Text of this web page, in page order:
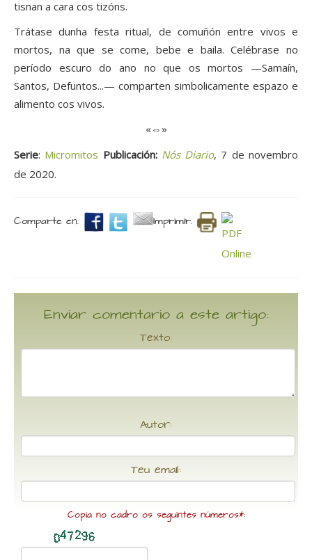
tisnan a cara cos tizóns.
Trátase dunha festa ritual, de comuñón entre vivos e
mortos, na que se come, bebe e baila. Celébrase no
período escuro do ano no que os mortos —Samaín,
Santos, Defuntos...— comparten simbolicamente espazo e
alimento cos vivos.
«⇔»
Serie: Micromitos Publicación: Nós Diario, 7 de novembro
de 2020.
Comparte en. Imprimir.
Enviar comentario a este artigo:
Texto:
Autor:
Teu email:
Copia no cadro os seguintes números*: